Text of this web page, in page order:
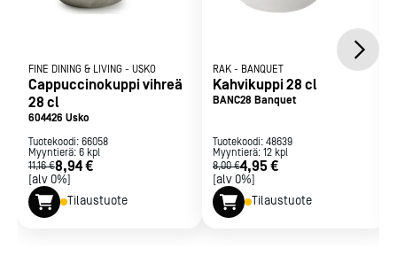
FINE DINING & LIVING - USKO
Cappuccinokuppi vihreä
28 cl
604426 Usko
Tuotekoodi: 66058
Myyntierä: 6 kpl
11,16 €8,94 €
[alv 0%]
Tilaustuote
RAK - BANQUET
Kahvikuppi 28 cl
BANC28 Banquet
Tuotekoodi: 48639
Myyntierä: 12 kpl
8,00 €4,95 €
[alv 0%]
Tilaustuote